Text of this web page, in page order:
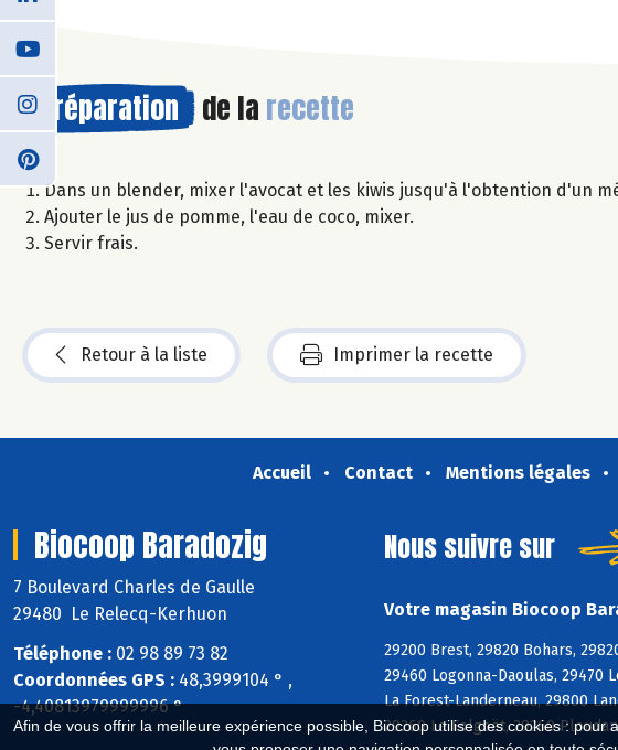
Afin de vous offrir la meilleure expérience possible, Biocoop utilise des cookies :
Préparation de la recette
Dans un blender, mixer l'avocat et les kiwis jusqu'à l'obtention d'un
Ajouter le jus de pomme, l'eau de coco, mixer.
Servir frais.
Retour à la liste Imprimer la recette
Accueil Contact Mentions légales
Biocoop Baradozig
7 Boulevard Charles de Gaulle
29480 Le Relecq-Kerhuon
Téléphone : 02 98 89 73 82
Coordonnées GPS : 48,3999104 ° ,
-4,40813979999996 °
Nous suivre sur
Votre magasin Biocoop
29200 Brest, 29820 Bohars,
29460 Logonna-Daoulas, 29470
La Forest-Landerneau, 29800
29260 Le Folgoët, 29260